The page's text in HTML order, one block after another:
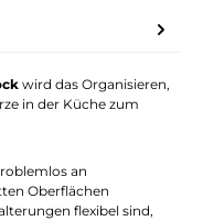
wird das Organisieren,
in der Küche zum
an
Oberflächen
flexibel sind,